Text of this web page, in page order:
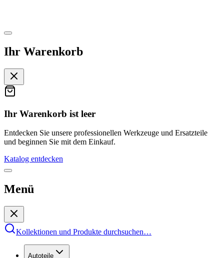
Ihr Warenkorb
Ihr Warenkorb ist leer
Entdecken Sie unsere professionellen Werkzeuge und Ersatzteile
und beginnen Sie mit dem Einkauf.
Katalog entdecken
Menü
Kollektionen und Produkte durchsuchen…
Autoteile